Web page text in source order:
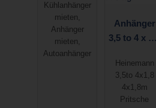
Kühlanhänger
mieten,
Anhänger
mieten,
Autoanhänger
Anhänger
3,5 to 4 x 1,8
Leergewicht
770 kg
Heinemann
3,5to 4x1,8
4x1,8m
Pritsche